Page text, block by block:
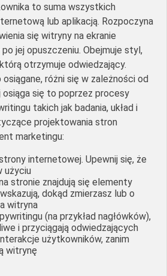
to suma wszystkich
lub aplikacją. Rozpoczyna
się witryny na ekranie
jej opuszczeniu. Obejmuje styl,
otrzymuje odwiedzający.
różni się w zależności od
osiąga się to poprzez procesy
takich jak badania, układ i
projektowania stron
marketingu:
internetowej. Upewnij się, że
użyciu
stronie znajdują się elementy
dokąd zmierzasz lub o
witryna
(na przykład nagłówków),
i przyciągają odwiedzających
użytkowników, zanim
witrynę